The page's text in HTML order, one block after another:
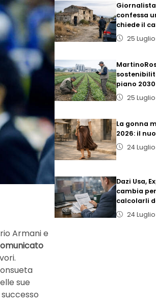
Armani e
sue
confessa
chiede il
25
piano 2030
25
La gonna
2026: il
24
Dazi Usa,
cambia
calcolarli
24